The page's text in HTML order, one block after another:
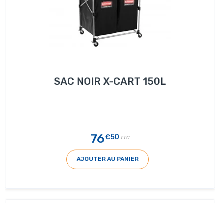
SAC NOIR X-CART 150L
76€50 TTC
AJOUTER AU PANIER